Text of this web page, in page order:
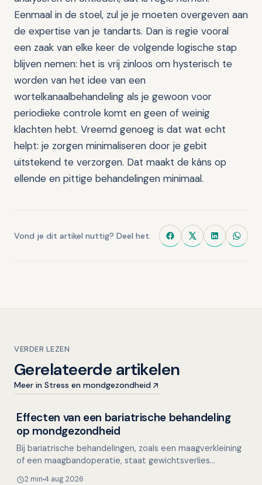
Eenmaal in de stoel, zul je je moeten overgeven aan
de expertise van je tandarts. Dan is regie vooral
een zaak van elke keer de volgende logische stap
blijven nemen: het is vrij zinloos om hysterisch te
worden van het idee van een
wortelkanaalbehandeling als je gewoon voor
periodieke controle komt en geen of weinig
klachten hebt. Vreemd genoeg is dat wat echt
helpt: je zorgen minimaliseren door je gebit
uitstekend te verzorgen. Dat maakt de káns op
ellende en pittige behandelingen minimaal.
Vond je dit artikel nuttig? Deel het.
VERDER LEZEN
Gerelateerde artikelen
Meer in Stress en mondgezondheid
Mondgezondheid in relatie tot algehele gezondheid
Effecten van een bariatrische behandeling
op mondgezondheid
Bij bariatrische behandelingen, zoals een maagverkleining
of een maagbandoperatie, staat gewichtsverlies
2 min 4 aug 2026